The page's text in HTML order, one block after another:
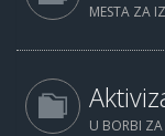
MESTA ZA
U BORBI